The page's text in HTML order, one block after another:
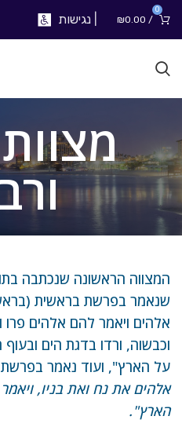
0
/
₪0.00 נגישות
המצווה הראשונה שנכתבה
שנאמר בפרשת בראשית
אלהים ויאמר להם אלהים פרו
וכבשוה, ורדו בדגת הים
על הארץ", ועוד נאמר
אלהים את נח ואת בניו,
הארץ".